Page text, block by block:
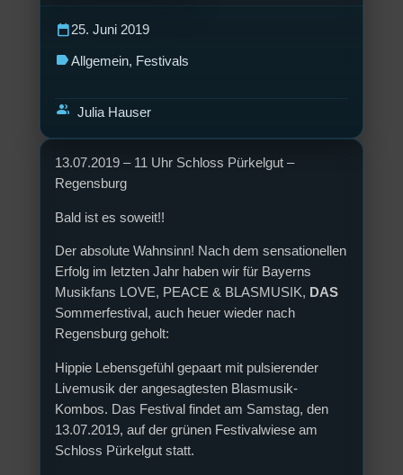
13.07.2019 – 11 Uhr Schloss Pürkelgut –
Regensburg
Bald ist es soweit!!
Der absolute Wahnsinn! Nach dem sensationellen
Erfolg im letzten Jahr haben wir für Bayerns
Musikfans LOVE, PEACE & BLASMUSIK, DAS
Sommerfestival, auch heuer wieder nach
Regensburg geholt:
Hippie Lebensgefühl gepaart mit pulsierender
Livemusik der angesagtesten Blasmusik-
Kombos. Das Festival findet am Samstag, den
13.07.2019, auf der grünen Festivalwiese am
Schloss Pürkelgut statt.
calendar_today25. Juni 2019
labelAllgemein, Festivals
group Julia Hauser